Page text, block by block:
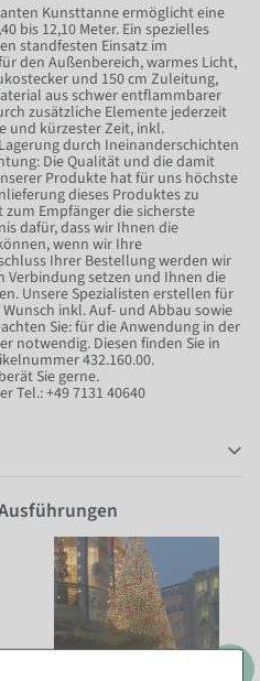
Kunsttanne ermöglicht eine
bis 12,10 Meter. Ein spezielles
standfesten Einsatz im
den Außenbereich, warmes Licht,
und 150 cm Zuleitung,
aus schwer entflammbarer
zusätzliche Elemente jederzeit
und kürzester Zeit, inkl.
durch Ineinanderschichten
Die Qualität und die damit
Produkte hat für uns höchste
dieses Produktes zu
Empfänger die sicherste
dafür, dass wir Ihnen die
wenn wir Ihre
Ihrer Bestellung werden wir
setzen und Ihnen die
Unsere Spezialisten erstellen für
inkl. Auf- und Abbau sowie
Sie: für die Anwendung in der
notwendig. Diesen finden Sie in
432.160.00.
Sie gerne.
Tel.: +49 7131 40640